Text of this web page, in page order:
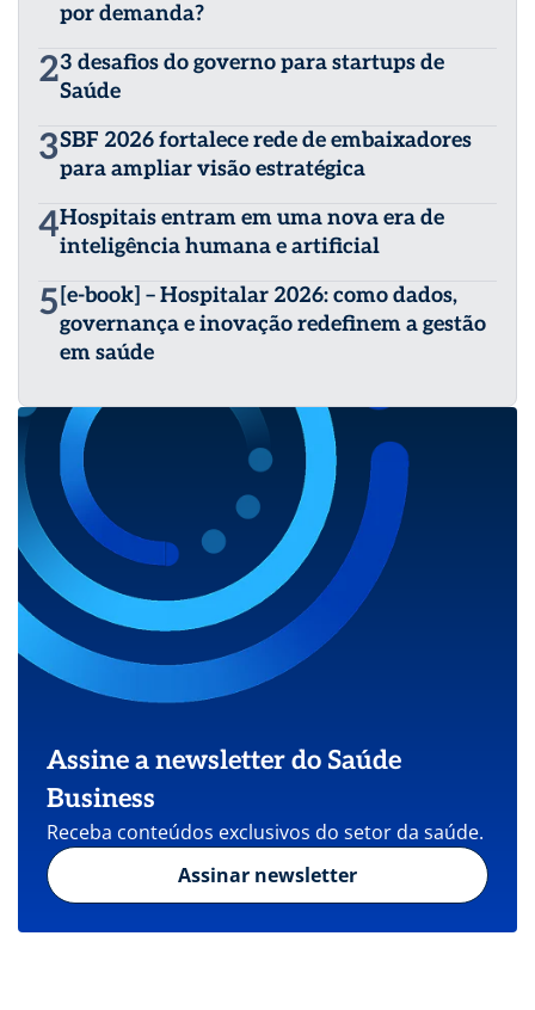
por demanda?
23 desafios do governo para startups de
Saúde
3SBF 2026 fortalece rede de embaixadores
para ampliar visão estratégica
4Hospitais entram em uma nova era de
inteligência humana e artificial
5 [e-book] – Hospitalar 2026: como dados,
governança e inovação redefinem a gestão
em saúde
Assine a newsletter do Saúde
Business
Receba conteúdos exclusivos do setor da saúde.
Assinar newsletter